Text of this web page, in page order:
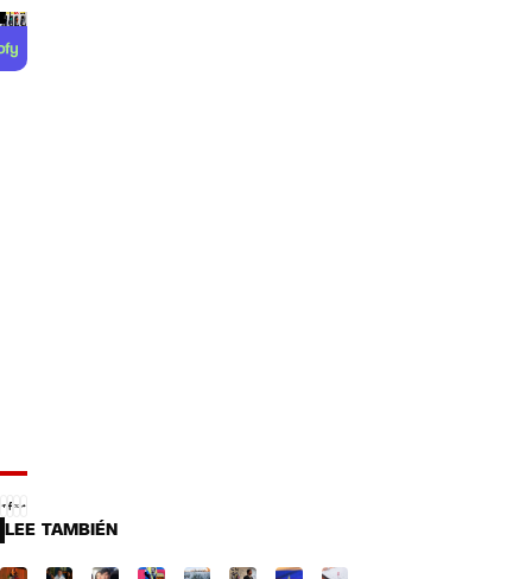
LEE TAMBIÉN